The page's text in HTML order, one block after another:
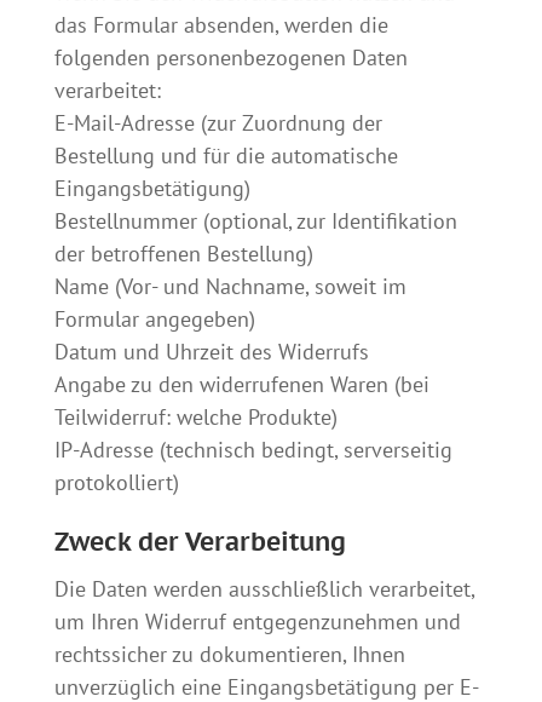
das Formular absenden, werden die
folgenden personenbezogenen Daten
verarbeitet:
E-Mail-Adresse (zur Zuordnung der
Bestellung und für die automatische
Eingangsbetätigung)
Bestellnummer (optional, zur Identifikation
der betroffenen Bestellung)
Name (Vor- und Nachname, soweit im
Formular angegeben)
Datum und Uhrzeit des Widerrufs
Angabe zu den widerrufenen Waren (bei
Teilwiderruf: welche Produkte)
IP-Adresse (technisch bedingt, serverseitig
protokolliert)
Zweck der Verarbeitung
Die Daten werden ausschließlich verarbeitet,
um Ihren Widerruf entgegenzunehmen und
rechtssicher zu dokumentieren, Ihnen
unverzüglich eine Eingangsbetätigung per E-